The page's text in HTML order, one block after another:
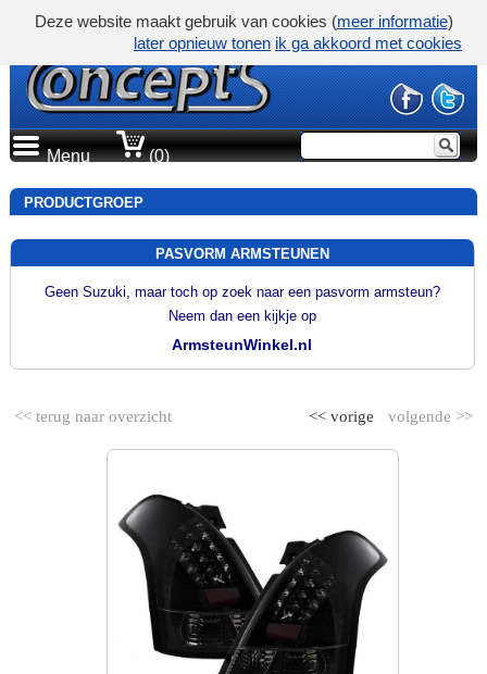
Menu (0)
PRODUCTGROEP
PASVORM ARMSTEUNEN
Geen Suzuki, maar toch op zoek naar een pasvorm armsteun?
Neem dan een kijkje op
ArmsteunWinkel.nl
<< terug naar overzicht volgende >>
<< vorige
Deze website maakt gebruik van cookies (meer informatie)
later opnieuw tonen ik ga akkoord met cookies